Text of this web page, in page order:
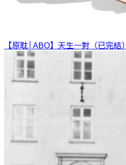
【原耽│ABO】天生一對（已完結）